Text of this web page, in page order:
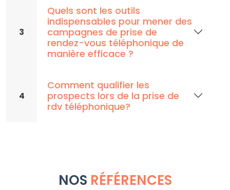
3
Quels sont les outils
indispensables pour mener des
campagnes de prise de
rendez-vous téléphonique de
manière efficace ?
4
Comment qualifier les
prospects lors de la prise de
rdv téléphonique?
NOS RÉFÉRENCES